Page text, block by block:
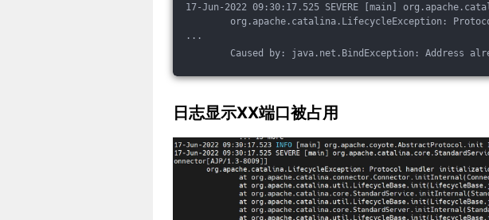
17-Jun-2022 09:30:17.525 SEVERE [main]
org.apache.catalina.LifecycleException:
...
Caused by: java.net.BindException: Address
日志显示XX端口被占用